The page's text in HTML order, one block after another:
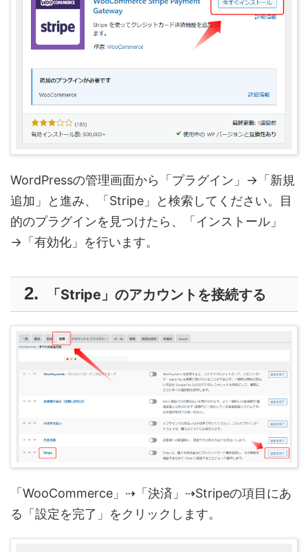
WordPressの管理画面から「プラグイン」→「新規
追加」と進み、「Stripe」と検索してください。目
的のプラグインを見つけたら、「インストール」
→「有効化」を行います。
「Stripe」のアカウントを接続する
「WooCommerce」⇢「決済」⇢Stripeの項目にあ
る「設定を完了」をクリックします。